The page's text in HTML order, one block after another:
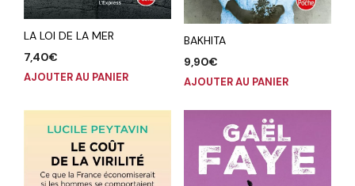
LA LOI DE LA MER
7,40€
AJOUTER AU PANIER
BAKHITA
9,90€
AJOUTER AU PANIER